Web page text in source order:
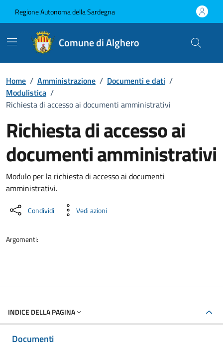
Regione Autonoma della Sardegna
Comune di Alghero
Home / Amministrazione / Documenti e dati /
Modulistica /
Richiesta di accesso ai documenti amministrativi
Richiesta di accesso ai
documenti amministrativi
Dettaglio del documento
Modulo per la richiesta di accesso ai documenti
amministrativi.
Condividi Vedi azioni
Argomenti:
INDICE DELLA PAGINA
Documenti